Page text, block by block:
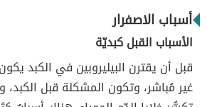
أسباب الاصفرار
الأسباب القبل كبديّة
قبل أن يقترن البيليروبين في الكبد
غير مُباشر، وتكون المشكلة قبل الكبد،